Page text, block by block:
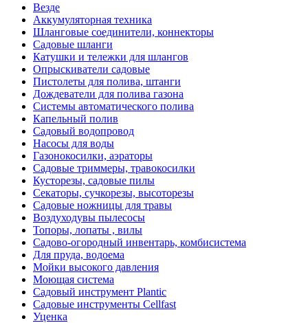
Везде
Аккумуляторная техника
Шланговые соединители, коннекторы
Садовые шланги
Катушки и тележки для шлангов
Опрыскиватели садовые
Пистолеты для полива, штанги
Дождеватели для полива газона
Системы автоматического полива
Капельный полив
Садовый водопровод
Насосы для воды
Газонокосилки, аэраторы
Садовые триммеры, травокосилки
Кусторезы, садовые пилы
Секаторы, сучкорезы, высоторезы
Садовые ножницы для травы
Воздуходувы пылесосы
Топоры, лопаты , вилы
Садово-огородный инвентарь, комбисистема
Для пруда, водоема
Мойки высокого давления
Моющая система
Садовый инструмент Plantic
Садовые инструменты Cellfast
Уценка